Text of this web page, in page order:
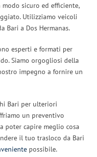
sicuro ed efficiente,
Utilizziamo veicoli
Bari a Dos Hermanas.
esperti e formati per
Siamo orgogliosi della
impegno a fornire un
Bari per ulteriori
un preventivo
poter capire meglio cosa
il tuo trasloco da Bari
possibile.